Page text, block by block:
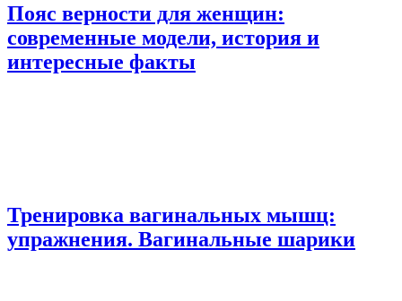
Пояс верности для женщин:
современные модели, история и
интересные факты
Тренировка вагинальных мышц:
упражнения. Вагинальные шарики